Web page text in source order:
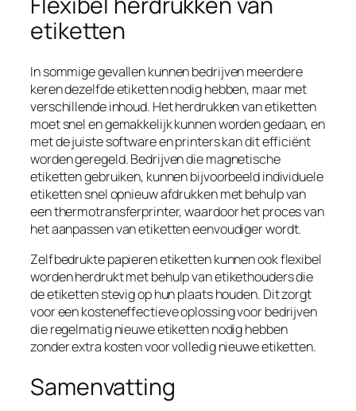
etiketten
In sommige gevallen kunnen bedrijven meerdere
keren dezelfde etiketten nodig hebben, maar met
verschillende inhoud. Het herdrukken van etiketten
moet snel en gemakkelijk kunnen worden gedaan, en
met de juiste software en printers kan dit efficiënt
worden geregeld. Bedrijven die magnetische
etiketten gebruiken, kunnen bijvoorbeeld individuele
etiketten snel opnieuw afdrukken met behulp van
een thermotransferprinter, waardoor het proces van
het aanpassen van etiketten eenvoudiger wordt.
Zelfbedrukte papieren etiketten kunnen ook flexibel
worden herdrukt met behulp van etikethouders die
de etiketten stevig op hun plaats houden. Dit zorgt
voor een kosteneffectieve oplossing voor bedrijven
die regelmatig nieuwe etiketten nodig hebben
zonder extra kosten voor volledig nieuwe etiketten.
Samenvatting